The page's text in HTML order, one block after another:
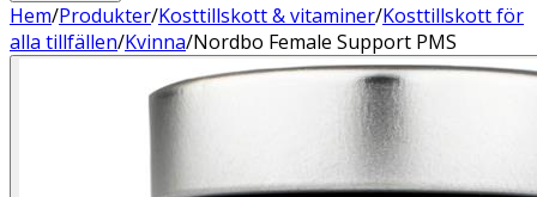
Hem/Produkter/Kosttillskott & vitaminer/Kosttillskott för
alla tillfällen/Kvinna/Nordbo Female Support PMS